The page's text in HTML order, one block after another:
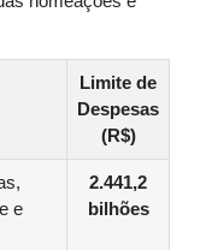
Limite de
Despesas
(R$)
e
2.441,2
bilhões